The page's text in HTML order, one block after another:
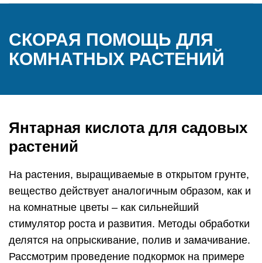
СКОРАЯ ПОМОЩЬ ДЛЯ
КОМНАТНЫХ РАСТЕНИЙ
Янтарная кислота для садовых
растений
На растения, выращиваемые в открытом грунте,
вещество действует аналогичным образом, как и
на комнатные цветы – как сильнейший
стимулятор роста и развития. Методы обработки
делятся на опрыскивание, полив и замачивание.
Рассмотрим проведение подкормок на примере